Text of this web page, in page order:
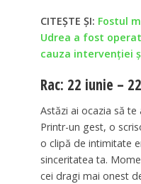
CITEȘTE ȘI: Fostul
Udrea a fost
cauza intervenției
Rac: 22 iunie –
Astăzi ai ocazia să te
Printr-un gest, o
o clipă de intimitate
sinceritatea ta.
cei dragi mai onest